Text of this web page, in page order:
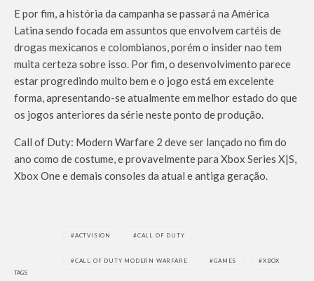
E por fim, a história da campanha se passará na América
Latina sendo focada em assuntos que envolvem cartéis de
drogas mexicanos e colombianos, porém o insider nao tem
muita certeza sobre isso. Por fim, o desenvolvimento parece
estar progredindo muito bem e o jogo está em excelente
forma, apresentando-se atualmente em melhor estado do que
os jogos anteriores da série neste ponto de produção.
Call of Duty: Modern Warfare 2 deve ser lançado no fim do
ano como de costume, e provavelmente para Xbox Series X|S,
Xbox One e demais consoles da atual e antiga geração.
TAGS
ACTVISION CALL OF DUTY
CALL OF DUTY MODERN WARFARE GAMES XBOX